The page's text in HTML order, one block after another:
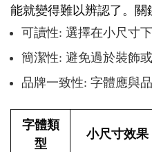
能就變得難以辨認了。關
可讀性: 選擇在小尺寸
簡潔性: 避免過於裝飾
品牌一致性: 字體應與
字體類
型
小尺寸效果